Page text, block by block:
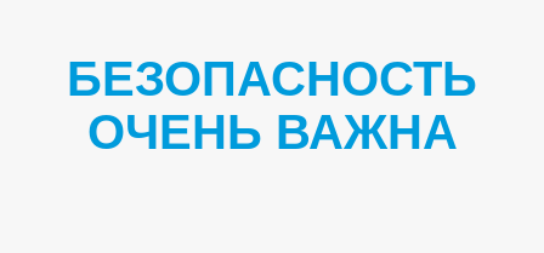
БЕЗОПАСНОСТЬ
ОЧЕНЬ ВАЖНА